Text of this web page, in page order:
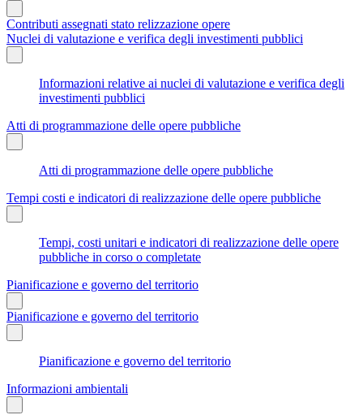
Contributi assegnati stato relizzazione opere
Nuclei di valutazione e verifica degli investimenti pubblici
Informazioni relative ai nuclei di valutazione e verifica degli
investimenti pubblici
Atti di programmazione delle opere pubbliche
Atti di programmazione delle opere pubbliche
Tempi costi e indicatori di realizzazione delle opere pubbliche
Tempi, costi unitari e indicatori di realizzazione delle opere
pubbliche in corso o completate
Pianificazione e governo del territorio
Pianificazione e governo del territorio
Pianificazione e governo del territorio
Informazioni ambientali